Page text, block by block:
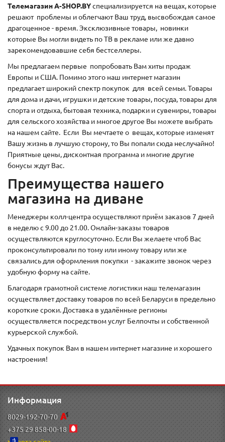
Телемагазин A-SHOP.BYспециализируется на вещах, которые
решают проблемы и облегчают Ваш труд, высвобождая самое
драгоценное - время. Эксклюзивные товары, новинки
которые Вы могли видеть по ТВ в рекламе или же давно
зарекомендовавшие себя бестселлеры.
Мы предлагаем первые попробовать Вам хиты продаж
Европы и США. Помимо этого наш интернет магазин
предлагает широкий спектр покупок для всей семьи. Товары
для дома и дачи, игрушки и детские товары, посуда, товары для
спорта и отдыха, бытовая техника, подарки и сувениры, товары
для сельского хозяйства и многое другое Вы можете выбрать
на нашем сайте. Если Вы мечтаете о вещах, которые изменят
Вашу жизнь в лучшую сторону, то Вы попали сюда неслучайно!
Приятные цены, дисконтная программа и многие другие
бонусы ждут Вас.
Преимущества нашего
магазина на диване
Менеджеры колл-центра осуществляют приём заказов 7 дней
в неделю с 9.00 до 21.00. Онлайн-заказы товаров
осуществляются круглосуточно. Если Вы желаете чтоб Вас
проконсультировали по тому или иному товару или же
связались для оформления покупки - закажите звонок через
удобную форму на сайте.
Благодаря грамотной системе логистики наш телемагазин
осуществляет доставку товаров по всей Беларуси в предельно
короткие сроки. Доставка в удалённые регионы
осуществляется посредством услуг Белпочты и собственной
курьерской службой.
Удачных покупок Вам в нашем интернет магазине и хорошего
настроения!
Информация
8029-192-70-70
+375 29 858-00-18